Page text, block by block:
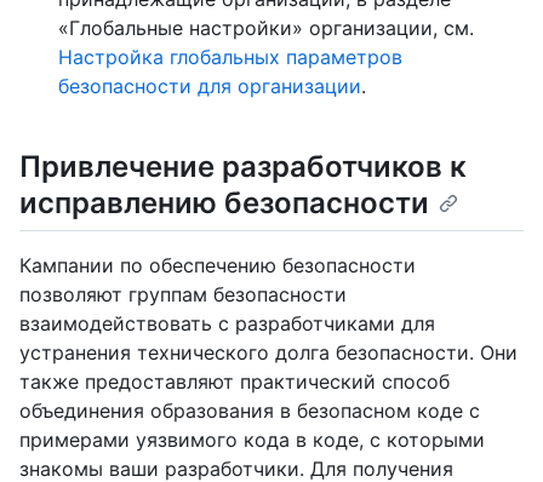
«Глобальные настройки» организации, см.
Настройка глобальных параметров
безопасности для организации.
Привлечение разработчиков к
исправлению безопасности
Кампании по обеспечению безопасности
позволяют группам безопасности
взаимодействовать с разработчиками для
устранения технического долга безопасности. Они
также предоставляют практический способ
объединения образования в безопасном коде с
примерами уязвимого кода в коде, с которыми
знакомы ваши разработчики. Для получения